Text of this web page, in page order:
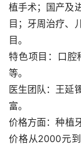
植手术；国产及
目；牙周治疗、
目。
特色项目：口腔
等。
医生团队：王延
富。
价格方面：种植
价格从2000元